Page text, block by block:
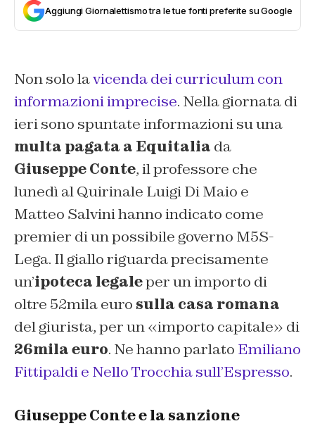
Aggiungi Giornalettismo tra le tue fonti preferite su Google
Non solo lavicenda dei curriculum con
informazioni imprecise. Nella giornata di
ieri sono spuntate informazioni su una
multa pagata a Equitalia da
Giuseppe Conte, il professore che
lunedì al Quirinale Luigi Di Maio e
Matteo Salvini hanno indicato come
premier di un possibile governo M5S-
Lega. Il giallo riguarda precisamente
un’ipoteca legaleper un importo di
oltre 52mila euro sulla casa romana
del giurista, per un «importo capitale» di
26mila euro. Ne hanno parlato Emiliano
Fittipaldi e Nello Trocchia sull’Espresso.
Giuseppe Conte e la sanzione